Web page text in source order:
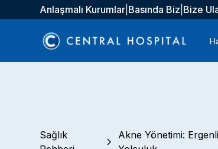
Anlaşmalı Kurumlar Basında Biz Bize
Sağlık
Akne Yönetimi: